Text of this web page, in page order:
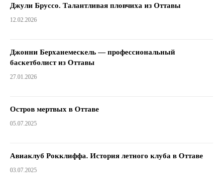
Джули Бруссо. Талантливая пловчиха из Оттавы
12.02.2026
Джонни Берханемескель — профессиональный
баскетболист из Оттавы
27.01.2026
Остров мертвых в Оттаве
05.07.2025
Авиаклуб Рокклиффа. История летного клуба в Оттаве
03.07.2025